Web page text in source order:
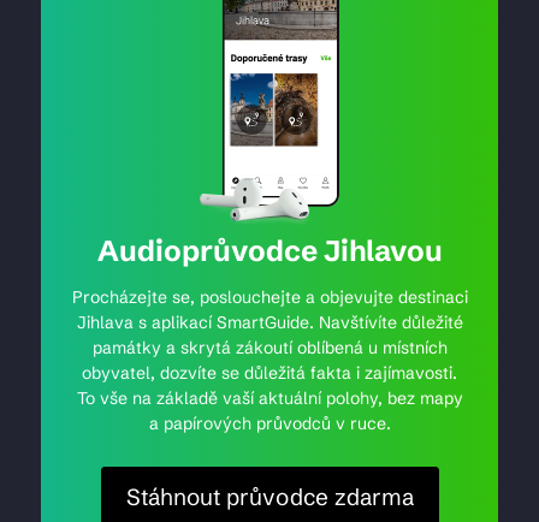
Audioprůvodce Jihlavou
Procházejte se, poslouchejte a objevujte destinaci
Jihlava s aplikací SmartGuide. Navštívíte důležité
památky a skrytá zákoutí oblíbená u místních
obyvatel, dozvíte se důležitá fakta i zajímavosti.
To vše na základě vaší aktuální polohy, bez mapy
a papírových průvodců v ruce.
Stáhnout průvodce zdarma